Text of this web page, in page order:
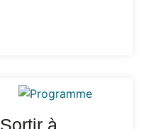
Sortir à